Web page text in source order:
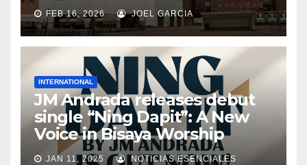
FEB 16, 2026 JOEL GARCIA
INTERNATIONAL
JM Andrada releases debut
single “Ning Dapit”: A New
Voice in Bisaya Worship
JAN 11, 2025 NOTICIAS ESENCIALES